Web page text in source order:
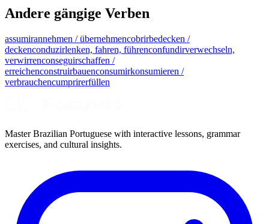
Andere gängige Verben
assumirannehmen / übernehmencobrirbedecken /
deckenconduzirlenken, fahren, führenconfundirverwechseln,
verwirrenconseguirschaffen /
erreichenconstruirbauenconsumirkonsumieren /
verbrauchencumprirerfüllen
Master Brazilian Portuguese with interactive lessons, grammar
exercises, and cultural insights.